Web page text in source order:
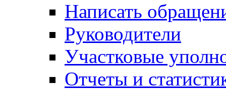
Написать
Руководители
Участковые
Отчеты и